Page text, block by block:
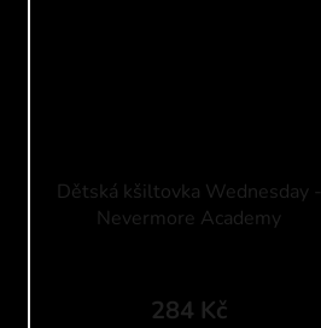
Dětská kšiltovka Wednesday -
Nevermore Academy
284 Kč